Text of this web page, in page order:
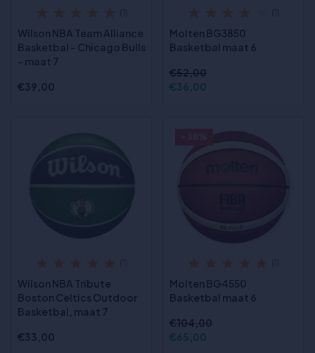
Wilson NBA Team Alliance
Basketbal - Chicago Bulls
- maat 7
€39,00
Molten BG3850
Basketbal maat 6
€52,00
€36,00
Wilson NBA Tribute
Boston Celtics Outdoor
Basketbal, maat 7
€33,00
Molten BG4550
Basketbal maat 6
€104,00
€65,00